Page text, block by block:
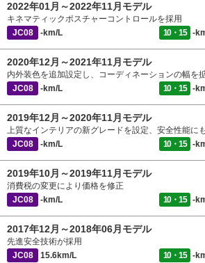
2022年01月～2022年11月モデル
キネマティックポスチャーコントロールを採用
JC08
-km/L 10・15 -
2020年12月～2021年11月モデル
内外装色を追加設定し、コーディネーションの幅を
JC08
-km/L 10・15 -
2019年12月～2020年11月モデル
上質なインテリアの新グレードを設定、安全性能に
JC08
-km/L 10・15 -
2019年10月～2019年11月モデル
消費税の変更により価格を修正
JC08
-km/L 10・15 -
2017年12月～2018年06月モデル
先進安全技術が採用
JC08
15.6km/L 10・15 -